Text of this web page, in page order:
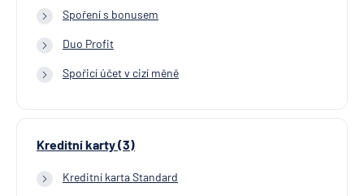
Spoření s bonusem
Duo Profit
Spořicí účet v cizí měně
Kreditní karty (3)
Kreditní karta Standard